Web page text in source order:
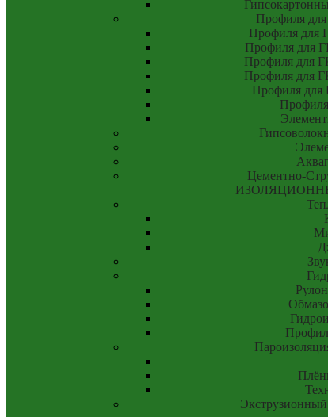
Профиля
Профиля для
Профиля для
Профиля для
Профиля для
Профиля
Цементно-